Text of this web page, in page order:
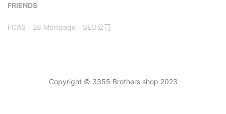
FRIENDS
FCAS 28 Mortgage SEO公司
Copyright © 3355 Brothers shop 2023